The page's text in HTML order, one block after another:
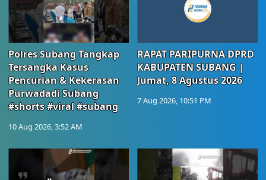
Polres Subang Tangkap
Tersangka Kasus
Pencurian & Kekerasan
Purwadadi Subang
#shorts #viral #subang
10 Aug 2026, 3:52 AM
RAPAT PARIPURNA DPRD
KABUPATEN SUBANG |
Jumat, 8 Agustus 2026
7 Aug 2026, 10:51 PM